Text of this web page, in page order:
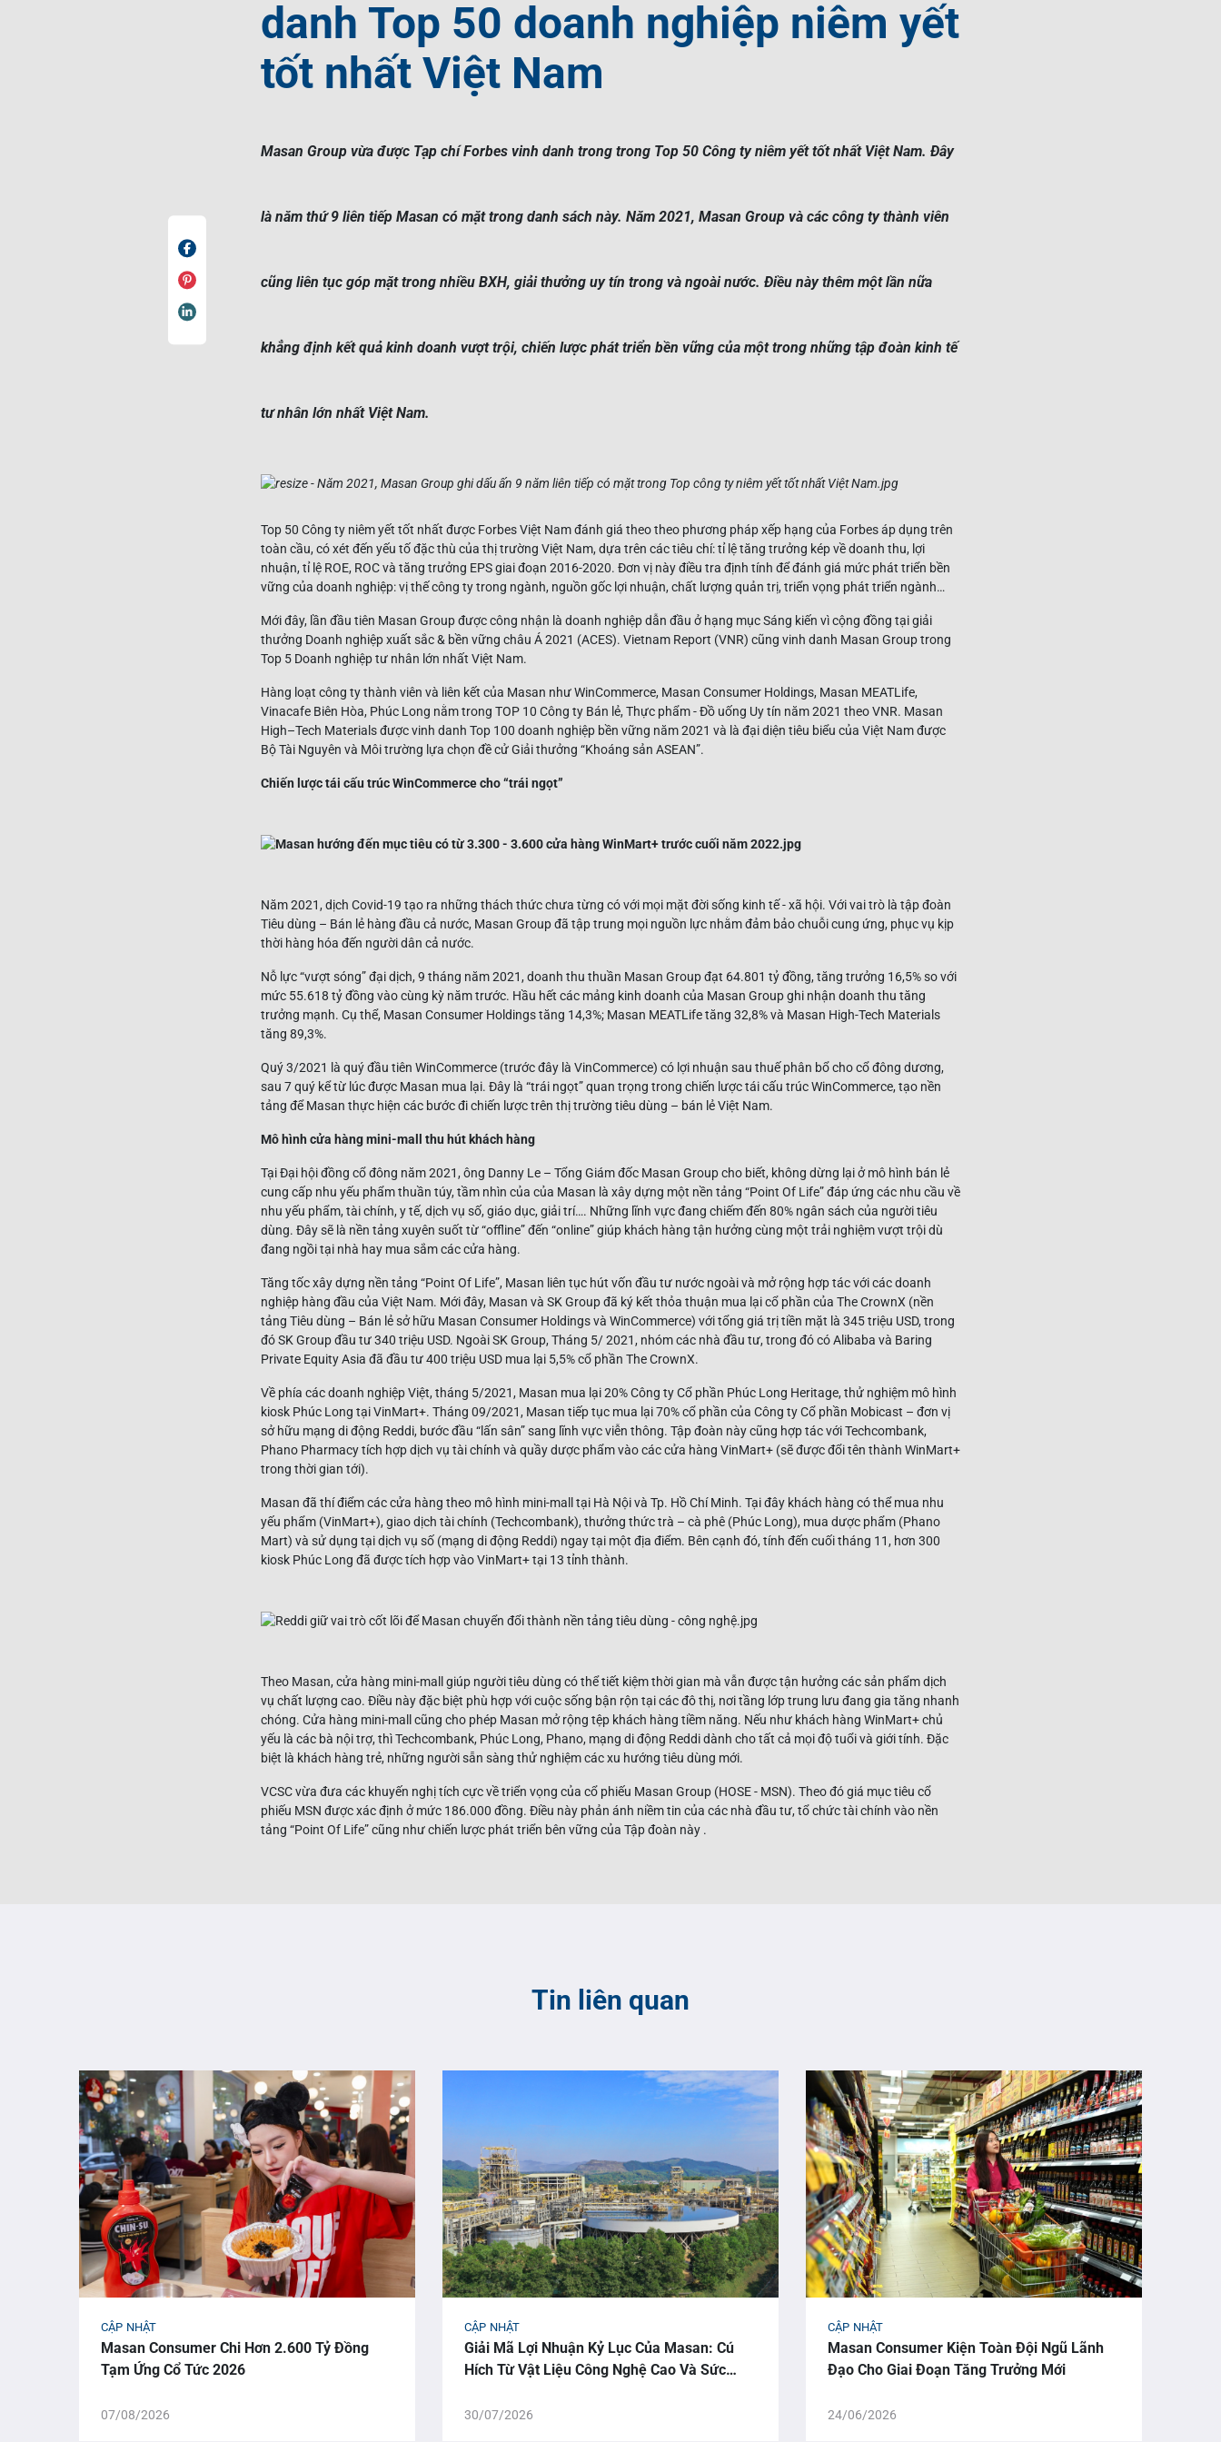
danh Top 50 doanh nghiệp niêm yết
tốt nhất Việt Nam
Masan Group vừa được Tạp chí Forbes vinh danh trong trong Top 50 Công ty niêm yết tốt nhất Việt Nam. Đây
là năm thứ 9 liên tiếp Masan có mặt trong danh sách này. Năm 2021, Masan Group và các công ty thành viên
cũng liên tục góp mặt trong nhiều BXH, giải thưởng uy tín trong và ngoài nước. Điều này thêm một lần nữa
khẳng định kết quả kinh doanh vượt trội, chiến lược phát triển bền vững của một trong những tập đoàn kinh tế
tư nhân lớn nhất Việt Nam.
Top 50 Công ty niêm yết tốt nhất được Forbes Việt Nam đánh giá theo theo phương pháp xếp hạng của Forbes áp dụng trên
toàn cầu, có xét đến yếu tố đặc thù của thị trường Việt Nam, dựa trên các tiêu chí: tỉ lệ tăng trưởng kép về doanh thu, lợi
nhuận, tỉ lệ ROE, ROC và tăng trưởng EPS giai đoạn 2016-2020. Đơn vị này điều tra định tính để đánh giá mức phát triển bền
vững của doanh nghiệp: vị thế công ty trong ngành, nguồn gốc lợi nhuận, chất lượng quản trị, triển vọng phát triển ngành…
Mới đây, lần đầu tiên Masan Group được công nhận là doanh nghiệp dẫn đầu ở hạng mục Sáng kiến vì cộng đồng tại giải
thưởng Doanh nghiệp xuất sắc & bền vững châu Á 2021 (ACES). Vietnam Report (VNR) cũng vinh danh Masan Group trong
Top 5 Doanh nghiệp tư nhân lớn nhất Việt Nam.
Hàng loạt công ty thành viên và liên kết của Masan như WinCommerce, Masan Consumer Holdings, Masan MEATLife,
Vinacafe Biên Hòa, Phúc Long nằm trong TOP 10 Công ty Bán lẻ, Thực phẩm - Đồ uống Uy tín năm 2021 theo VNR. Masan
High–Tech Materials được vinh danh Top 100 doanh nghiệp bền vững năm 2021 và là đại diện tiêu biểu của Việt Nam được
Bộ Tài Nguyên và Môi trường lựa chọn đề cử Giải thưởng “Khoáng sản ASEAN”.
Chiến lược tái cấu trúc WinCommerce cho “trái ngọt”
Năm 2021, dịch Covid-19 tạo ra những thách thức chưa từng có với mọi mặt đời sống kinh tế - xã hội. Với vai trò là tập đoàn
Tiêu dùng – Bán lẻ hàng đầu cả nước, Masan Group đã tập trung mọi nguồn lực nhằm đảm bảo chuỗi cung ứng, phục vụ kịp
thời hàng hóa đến người dân cả nước.
Nỗ lực “vượt sóng” đại dịch, 9 tháng năm 2021, doanh thu thuần Masan Group đạt 64.801 tỷ đồng, tăng trưởng 16,5% so với
mức 55.618 tỷ đồng vào cùng kỳ năm trước. Hầu hết các mảng kinh doanh của Masan Group ghi nhận doanh thu tăng
trưởng mạnh. Cụ thể, Masan Consumer Holdings tăng 14,3%; Masan MEATLife tăng 32,8% và Masan High-Tech Materials
tăng 89,3%.
Quý 3/2021 là quý đầu tiên WinCommerce (trước đây là VinCommerce) có lợi nhuận sau thuế phân bổ cho cổ đông dương,
sau 7 quý kể từ lúc được Masan mua lại. Đây là “trái ngọt” quan trọng trong chiến lược tái cấu trúc WinCommerce, tạo nền
tảng để Masan thực hiện các bước đi chiến lược trên thị trường tiêu dùng – bán lẻ Việt Nam.
Mô hình cửa hàng mini-mall thu hút khách hàng
Tại Đại hội đồng cổ đông năm 2021, ông Danny Le – Tổng Giám đốc Masan Group cho biết, không dừng lại ở mô hình bán lẻ
cung cấp nhu yếu phẩm thuần túy, tầm nhìn của của Masan là xây dựng một nền tảng “Point Of Life” đáp ứng các nhu cầu về
nhu yếu phẩm, tài chính, y tế, dịch vụ số, giáo dục, giải trí…. Những lĩnh vực đang chiếm đến 80% ngân sách của người tiêu
dùng. Đây sẽ là nền tảng xuyên suốt từ “offline” đến “online” giúp khách hàng tận hưởng cùng một trải nghiệm vượt trội dù
đang ngồi tại nhà hay mua sắm các cửa hàng.
Tăng tốc xây dựng nền tảng “Point Of Life”, Masan liên tục hút vốn đầu tư nước ngoài và mở rộng hợp tác với các doanh
nghiệp hàng đầu của Việt Nam. Mới đây, Masan và SK Group đã ký kết thỏa thuận mua lại cổ phần của The CrownX (nền
tảng Tiêu dùng – Bán lẻ sở hữu Masan Consumer Holdings và WinCommerce) với tổng giá trị tiền mặt là 345 triệu USD, trong
đó SK Group đầu tư 340 triệu USD. Ngoài SK Group, Tháng 5/ 2021, nhóm các nhà đầu tư, trong đó có Alibaba và Baring
Private Equity Asia đã đầu tư 400 triệu USD mua lại 5,5% cổ phần The CrownX.
Về phía các doanh nghiệp Việt, tháng 5/2021, Masan mua lại 20% Công ty Cổ phần Phúc Long Heritage, thử nghiệm mô hình
kiosk Phúc Long tại VinMart+. Tháng 09/2021, Masan tiếp tục mua lại 70% cổ phần của Công ty Cổ phần Mobicast – đơn vị
sở hữu mạng di động Reddi, bước đầu “lấn sân” sang lĩnh vực viễn thông. Tập đoàn này cũng hợp tác với Techcombank,
Phano Pharmacy tích hợp dịch vụ tài chính và quầy dược phẩm vào các cửa hàng VinMart+ (sẽ được đổi tên thành WinMart+
trong thời gian tới).
Masan đã thí điểm các cửa hàng theo mô hình mini-mall tại Hà Nội và Tp. Hồ Chí Minh. Tại đây khách hàng có thể mua nhu
yếu phẩm (VinMart+), giao dịch tài chính (Techcombank), thưởng thức trà – cà phê (Phúc Long), mua dược phẩm (Phano
Mart) và sử dụng tại dịch vụ số (mạng di động Reddi) ngay tại một địa điểm. Bên cạnh đó, tính đến cuối tháng 11, hơn 300
kiosk Phúc Long đã được tích hợp vào VinMart+ tại 13 tỉnh thành.
Theo Masan, cửa hàng mini-mall giúp người tiêu dùng có thể tiết kiệm thời gian mà vẫn được tận hưởng các sản phẩm dịch
vụ chất lượng cao. Điều này đặc biệt phù hợp với cuộc sống bận rộn tại các đô thị, nơi tầng lớp trung lưu đang gia tăng nhanh
chóng. Cửa hàng mini-mall cũng cho phép Masan mở rộng tệp khách hàng tiềm năng. Nếu như khách hàng WinMart+ chủ
yếu là các bà nội trợ, thì Techcombank, Phúc Long, Phano, mạng di động Reddi dành cho tất cả mọi độ tuổi và giới tính. Đặc
biệt là khách hàng trẻ, những người sẵn sàng thử nghiệm các xu hướng tiêu dùng mới.
VCSC vừa đưa các khuyến nghị tích cực về triển vọng của cổ phiếu Masan Group (HOSE - MSN). Theo đó giá mục tiêu cổ
phiếu MSN được xác định ở mức 186.000 đồng. Điều này phản ánh niềm tin của các nhà đầu tư, tổ chức tài chính vào nền
tảng “Point Of Life” cũng như chiến lược phát triển bên vững của Tập đoàn này .
Tin liên quan
CẬP NHẬT
Masan Consumer Chi Hơn 2.600 Tỷ Đồng
Tạm Ứng Cổ Tức 2026
07/08/2026
CẬP NHẬT
Giải Mã Lợi Nhuận Kỷ Lục Của Masan: Cú
Hích Từ Vật Liệu Công Nghệ Cao Và Sức
30/07/2026
CẬP NHẬT
Masan Consumer Kiện Toàn Đội Ngũ Lãnh
Đạo Cho Giai Đoạn Tăng Trưởng Mới
24/06/2026